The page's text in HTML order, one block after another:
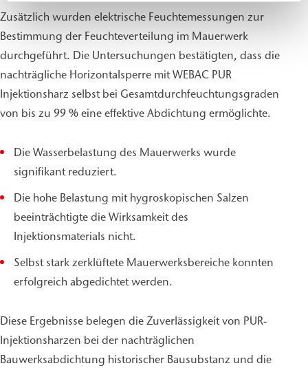
Zusätzlich wurden elektrische Feuchtemessungen zur
Bestimmung der Feuchteverteilung im Mauerwerk
durchgeführt. Die Untersuchungen bestätigten, dass die
nachträgliche Horizontalsperre mit WEBAC PUR
Injektionsharz selbst bei Gesamtdurchfeuchtungsgraden
von bis zu 99 % eine effektive Abdichtung ermöglichte.
Die Wasserbelastung des Mauerwerks wurde
signifikant reduziert.
Die hohe Belastung mit hygroskopischen Salzen
beeinträchtigte die Wirksamkeit des
Injektionsmaterials nicht.
Selbst stark zerklüftete Mauerwerksbereiche konnten
erfolgreich abgedichtet werden.
Diese Ergebnisse belegen die Zuverlässigkeit von PUR-
Injektionsharzen bei der nachträglichen
Bauwerksabdichtung historischer Bausubstanz und die